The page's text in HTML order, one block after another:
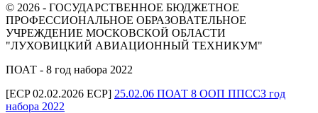
© 2026 - ГОСУДАРСТВЕННОЕ БЮДЖЕТНОЕ
ПРОФЕССИОНАЛЬНОЕ ОБРАЗОВАТЕЛЬНОЕ
УЧРЕЖДЕНИЕ МОСКОВСКОЙ ОБЛАСТИ
"ЛУХОВИЦКИЙ АВИАЦИОННЫЙ ТЕХНИКУМ"
ПОАТ - 8 год набора 2022
[ECP 02.02.2026 ECP] 25.02.06 ПОАТ 8 ООП ППССЗ год
набора 2022